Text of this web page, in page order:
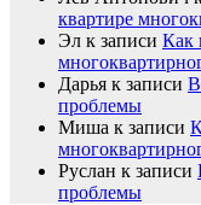
квартире
Эл к записи Как
Дарья к записи
проблемы
Миша к записи
Руслан к записи
проблемы